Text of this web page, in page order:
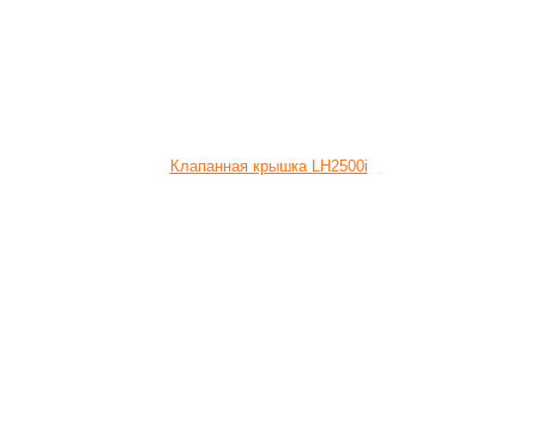
Клапанная крышка LH2500i